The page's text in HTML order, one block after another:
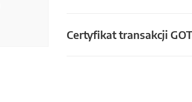
Certyfikat transakcji